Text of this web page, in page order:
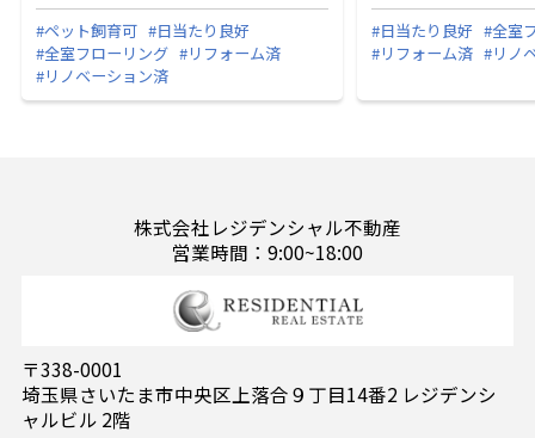
#ペット飼育可 #日当たり良好
#全室フローリング #リフォーム済
#リノベーション済
#日当たり良好 #全室
#リフォーム済 #リノ
株式会社レジデンシャル不動産
営業時間：9:00~18:00
〒338-0001
埼玉県さいたま市中央区上落合９丁目14番2 レジデンシ
ャルビル 2階